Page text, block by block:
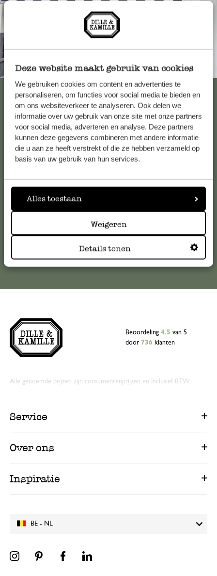
Deze website maakt gebruik van cookies
We gebruiken cookies om content en advertenties te
personaliseren, om functies voor social media te bieden en
om ons websiteverkeer te analyseren. Ook delen we
informatie over uw gebruik van onze site met onze partners
voor social media, adverteren en analyse. Deze partners
kunnen deze gegevens combineren met andere informatie
die u aan ze heeft verstrekt of die ze hebben verzameld op
basis van uw gebruik van hun services.
Alles toestaan
Weigeren
Details tonen
Altijd in de buurt
Bekijk alle 62 winkels
Klantenservice
Voor vragen, tips of hulp kun je contact opnemen met onze
meestgestelde vragen
Online Klantenservice
BE - NL
Beoordeling 4.5 van 5
door 736 klanten
Alle genoemde prijzen zijn consumentenprijzen en inclusief BTW.
Service
Over ons
Inspiratie